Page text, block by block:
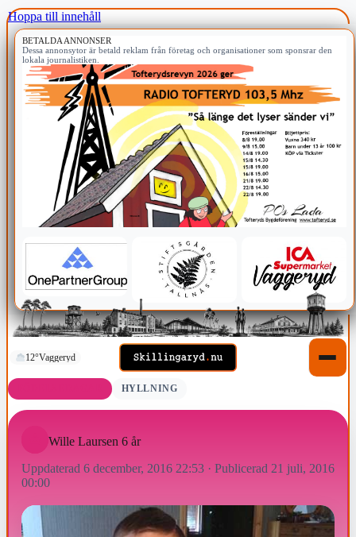
Hoppa till innehåll
BETALDA ANNONSER
Dessa annonsytor är betald reklam från företag och organisationer som sponsrar den
lokala journalistiken.
12°Vaggeryd
HYLLNING
Wille Laursen 6 år
Uppdaterad 6 december, 2016 22:53 · Publicerad 21 juli, 2016
00:00